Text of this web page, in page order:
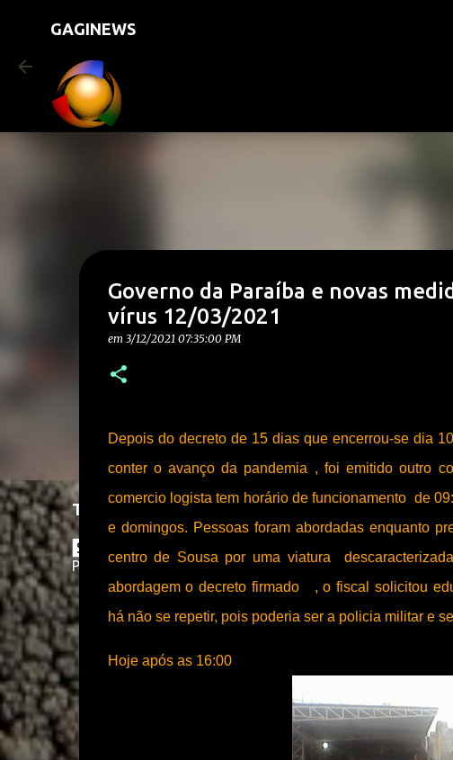
GAGINEWS
Translate
Powered by Translate
Governo da Paraíba e novas
vírus 12/03/2021
em 3/12/2021 07:35:00 PM
Depois do decreto de 15 dias que encerrou-se dia
conter o avanço da pandemia , foi emitido outro
comercio logista tem horário de funcionamento de
e domingos. Pessoas foram abordadas enquanto
centro de Sousa por uma viatura
abordagemo decreto firmado , o fiscal solicitou
há nãose repetir, pois poderia ser a policia militar e
Hoje após as 16:00